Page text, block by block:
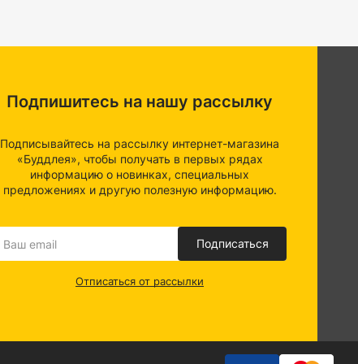
Подпишитесь на нашу рассылку
Подписывайтесь на рассылку интернет-магазина
«Буддлея», чтобы получать в первых рядах
информацию о новинках, специальных
предложениях и другую полезную информацию.
Подписаться
Отписаться от рассылки